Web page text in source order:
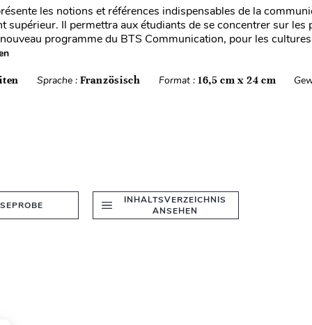
les notions et références indispensables de la
supérieur. Il permettra aux étudiants de se concentrer sur les
programme du BTS Communication, pour les cultures
Sprache :Französisch Format : 16,5 cm x 24 cm
INHALTSVERZEICHNIS
ANSEHEN